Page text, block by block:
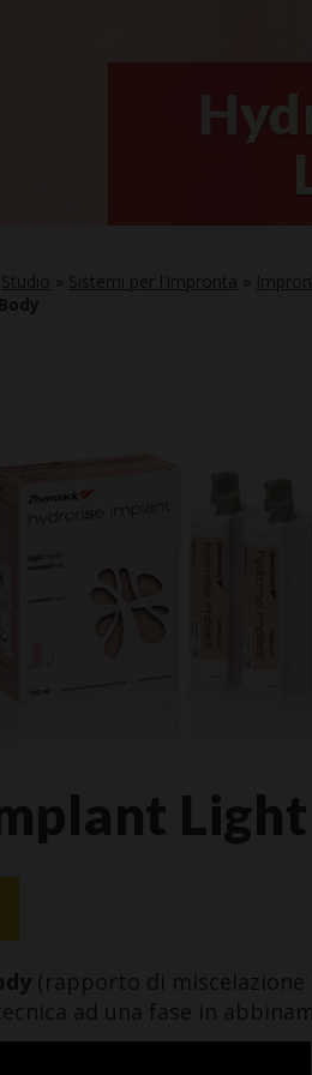
Studio Sistemi per l'impronta
(rapporto di miscelazione
ad una fase in